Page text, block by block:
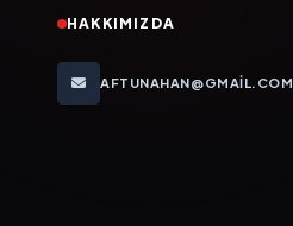
HAKKIMIZDA
AFTUNAHAN@GMAIL.COM